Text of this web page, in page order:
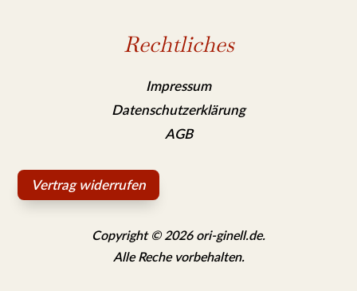
Rechtliches
Impressum
Datenschutzerklärung
AGB
Vertrag widerrufen
Copyright © 2026 ori-ginell.de.
Alle Reche vorbehalten.